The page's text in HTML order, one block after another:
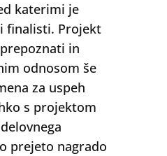
katerimi je
finalisti. Projekt
in
odnosom še
za uspeh
s projektom
prejeto nagrado